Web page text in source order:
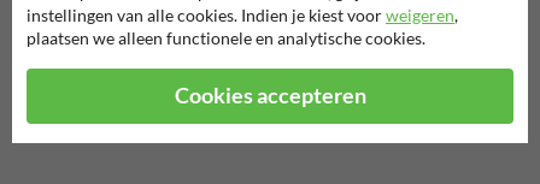
Het onderhoud van deze asbak is eenvoudig en efficiënt. Dankzij de
ruime inhoud van 4 liter hoef je hem minder vaak te legen, en het
verwijderen van de inhoud verloopt snel en hygiënisch. Dit draagt bij
aan een schone en nette omgeving, vrij van rondslingerende
sigarettenpeuken.
instellingen van alle cookies. Indien je kiest voorweigeren,
plaatsen we alleen functionele en analytische cookies.
Cookies accepteren